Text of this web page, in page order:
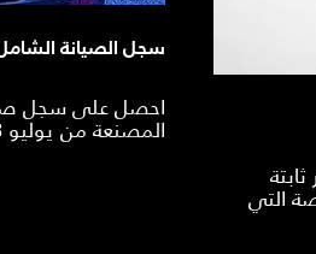
التي
سجل الصيانة
احصل على سجل
المصنعة من يوليو 2013 وما يليه.